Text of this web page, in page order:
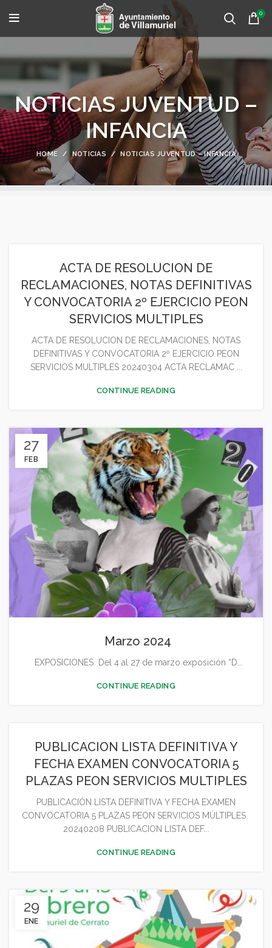
0
NOTICIAS JUVENTUD –
INFANCIA
HOME NOTICIAS NOTICIAS JUVENTUD – INFANCIA
ACTA DE RESOLUCION DE
RECLAMACIONES, NOTAS DEFINITIVAS
Y CONVOCATORIA 2º EJERCICIO PEON
SERVICIOS MULTIPLES
ACTA DE RESOLUCION DE RECLAMACIONES, NOTAS
DEFINITIVAS Y CONVOCATORIA 2º EJERCICIO PEON
SERVICIOS MULTIPLES 20240304 ACTA RECLAMAC ...
CONTINUE READING
27
FEB
Marzo 2024
EXPOSICIONES Del 4 al 27 de marzo exposición “D...
CONTINUE READING
PUBLICACION LISTA DEFINITIVA Y
FECHA EXAMEN CONVOCATORIA 5
PLAZAS PEON SERVICIOS MULTIPLES
PUBLICACIÓN LISTA DEFINITIVA Y FECHA EXAMEN
CONVOCATORIA 5 PLAZAS PEON SERVICIOS MÚLTIPLES
20240208 PUBLICACION LISTA DEF...
CONTINUE READING
29
ENE